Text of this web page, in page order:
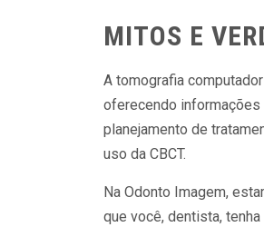
MITOS E
A tomografia
oferecendo
planejamento de
uso da CBCT.
Na Odonto Imagem,
que você, dentista,